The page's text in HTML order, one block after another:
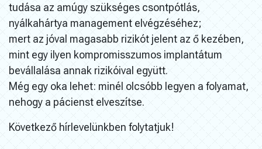
tudása az amúgy szükséges csontpótlás,
nyálkahártya management elvégzéséhez;
mert az jóval magasabb rizikót jelent az ő kezében,
mint egy ilyen kompromisszumos implantátum
bevállalása annak rizikóival együtt.
Még egy oka lehet: minél olcsóbb legyen a folyamat,
nehogy a pácienst elveszítse.
Következő hírlevelünkben folytatjuk!